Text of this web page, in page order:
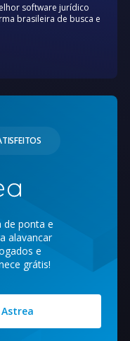
software jurídico
brasileira de busca e
de ponta e
alavancar
e
grátis!